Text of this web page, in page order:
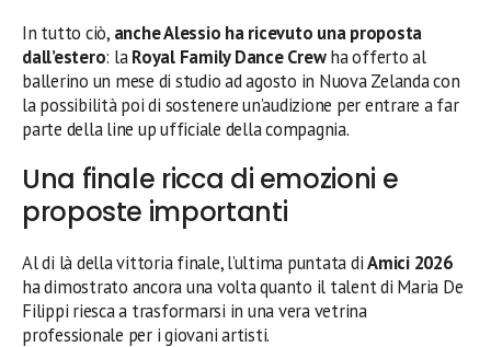
In tutto ciò, anche Alessio ha ricevuto una proposta
dall’estero: laRoyal Family Dance Crewha offerto al
ballerino un mese di studio ad agosto in Nuova Zelanda con
la possibilità poi di sostenere un’audizione per entrare a far
parte della line up ufficiale della compagnia.
Una finale ricca di emozioni e
proposte importanti
Al di là della vittoria finale, l’ultima puntata diAmici 2026
ha dimostrato ancora una volta quanto il talent di Maria De
Filippi riesca a trasformarsi in una vera vetrina
professionale per i giovani artisti.